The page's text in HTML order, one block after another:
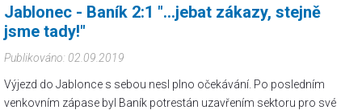
Jablonec - Baník 2:1 "...jebat zákazy, stejně
jsme tady!"
Publikováno: 02.09.2019
Výjezd do Jablonce s sebou nesl plno očekávání. Po posledním
venkovním zápase byl Baník potrestán uzavřením sektoru pro své